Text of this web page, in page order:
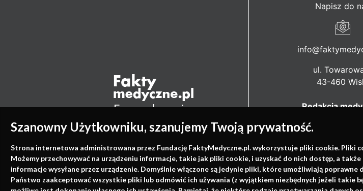
Szanowny Użytkowniku, szanujemy Twoją prywatność.
Strona internetowa administrowana przez Fundację FaktyMedyczne.pl. wykorzystuje pliki cookie. Pliki
Możemy przechowywać na urządzeniu informacje, takie jak pliki cookie, i uzyskać do nich dostęp, a
informacje wysyłane przez urządzenie. Domyślnie włączone są jedynie pliki, które umożliwiają
Państwo zaakceptować wszystkie pliki lub odmówić ich używania (z wyjątkiem niezbędnych jeżeli takie
Napisz do
ul.
43-460
Redakcja
Biuro Zarządu
ul.
61-312